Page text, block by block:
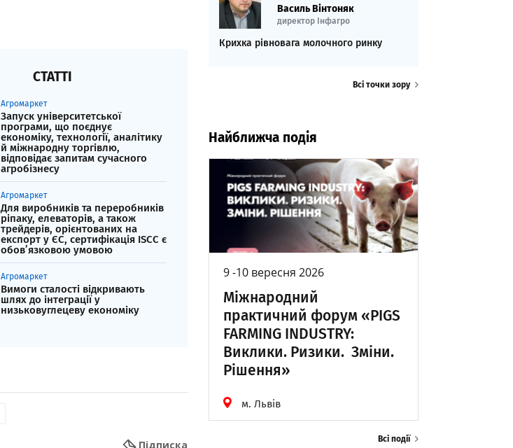
СТАТТІ
Агромаркет
Запуск університетської
програми, що поєднує
економіку, технології, аналітику
й міжнародну торгівлю,
відповідає запитам сучасного
агробізнесу
Агромаркет
Для виробників та переробників
ріпаку, елеваторів, а також
трейдерів, орієнтованих на
експорт у ЄС, сертифікація ISCC є
обов’язковою умовою
Агромаркет
Вимоги сталості відкривають
шлях до інтеграції у
низьковуглецеву економіку
Підписка
Василь Вінтоняк
директор Інфагро
Крихка рівновага молочного ринку
Всі точки зору
Найближча подія
9 -10 вересня 2026
Міжнародний
практичний форум «PIGS
FARMING INDUSTRY:
Виклики. Ризики. Зміни.
Рішення»
м. Львів
Всі події